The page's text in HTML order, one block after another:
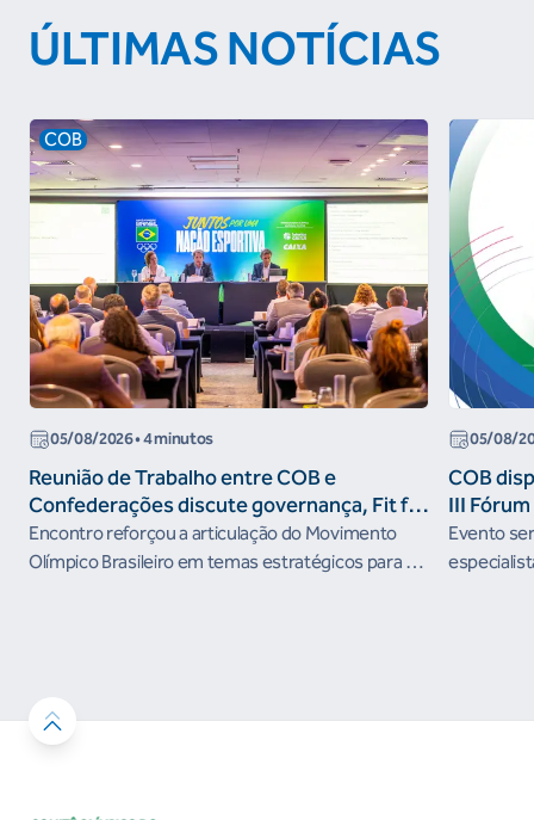
ÚLTIMAS NOTÍCIAS
COB
05/08/2026• 4 minutos
Reunião de Trabalho entre COB e
Confederações discute governança, Fit for
the Future e presença do Brasil em
organismos internacionais
Encontro reforçou a articulação do Movimento
Olímpico Brasileiro em temas estratégicos para os
05/08/
COB
III
Evento